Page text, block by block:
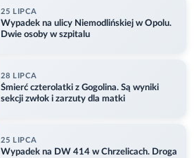
25 LIPCA
Wypadek na ulicy Niemodlińskiej w Opolu.
Dwie osoby w szpitalu
28 LIPCA
Śmierć czterolatki z Gogolina. Są wyniki
sekcji zwłok i zarzuty dla matki
25 LIPCA
Wypadek na DW 414 w Chrzelicach. Droga